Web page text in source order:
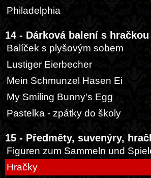
Philadelphia
14 - Dárková balení s hračkou
Balíček s plyšovým sobem
Lustiger Eierbecher
Mein Schmunzel Hasen Ei
My Smiling Bunny's Egg
Pastelka - zpátky do školy
15 - Předměty, suvenýry,
Figuren zum Sammeln und
Hračky